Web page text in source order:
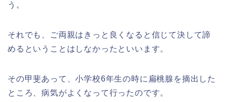
う。
それでも、ご両親はきっと良くなると信じて決して諦
めるということはしなかったといいます。
その甲斐あって、小学校6年生の時に扁桃腺を摘出した
ところ、病気がよくなって行ったのです。